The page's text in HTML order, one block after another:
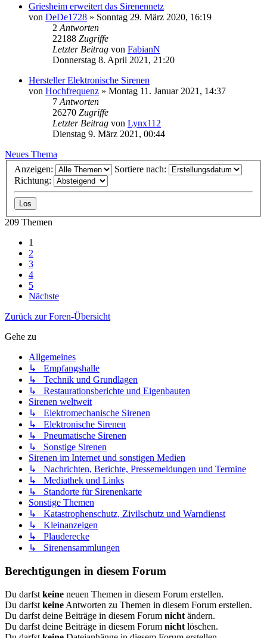
Griesheim erweitert das Sirenennetz
von DeDe1728 » Sonntag 29. März 2020, 16:19
2 Antworten
22188 Zugriffe
Letzter Beitrag von FabianN
Donnerstag 8. April 2021, 21:20
Hersteller Elektronische Sirenen
von Hochfrequenz » Montag 11. Januar 2021, 14:37
7 Antworten
26270 Zugriffe
Letzter Beitrag von Lynx112
Dienstag 9. März 2021, 00:44
Neues Thema
Anzeigen:
Sortiere nach:
Richtung:
209 Themen
1
2
3
4
5
Nächste
Zurück zur Foren-Übersicht
Gehe zu
Allgemeines
↳ Empfangshalle
↳ Technik und Grundlagen
↳ Restaurationsberichte und Eigenbauten
Sirenen weltweit
↳ Elektromechanische Sirenen
↳ Elektronische Sirenen
↳ Pneumatische Sirenen
↳ Sonstige Sirenen
Sirenen im Internet und sonstigen Medien
↳ Nachrichten, Berichte, Pressemeldungen und Termine
↳ Mediathek und Links
↳ Standorte für Sirenenkarte
Sonstige Themen
↳ Katastrophenschutz, Zivilschutz und Warndienst
↳ Kleinanzeigen
↳ Plauderecke
↳ Sirenensammlungen
Berechtigungen in diesem Forum
Du darfst keine neuen Themen in diesem Forum erstellen.
Du darfst keine Antworten zu Themen in diesem Forum erstellen.
Du darfst deine Beiträge in diesem Forum nicht ändern.
Du darfst deine Beiträge in diesem Forum nicht löschen.